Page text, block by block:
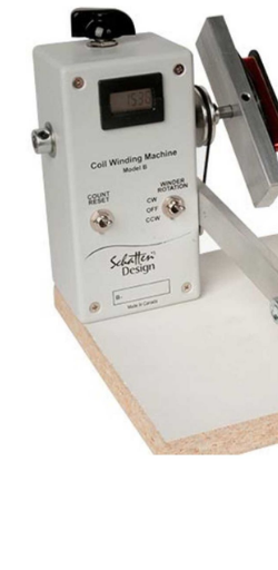
Контакты
Корзина
Мой аккаунт
Оставить отзыв
Оформление заказа
Подтверждение заказа
Сотрудничество